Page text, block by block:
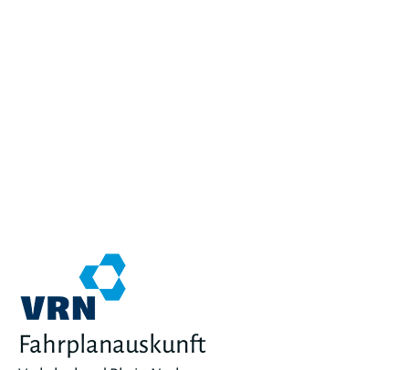
Fahrplanauskunft